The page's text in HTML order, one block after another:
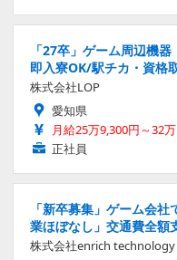
「27卒」ゲーム周辺機
即入寮OK/駅チカ・資格
株式会社LOP
愛知県
月給25万9,300円～32
正社員
「新卒募集」ゲーム会
業ほぼなし」交通費全額
株式会社enrich technology